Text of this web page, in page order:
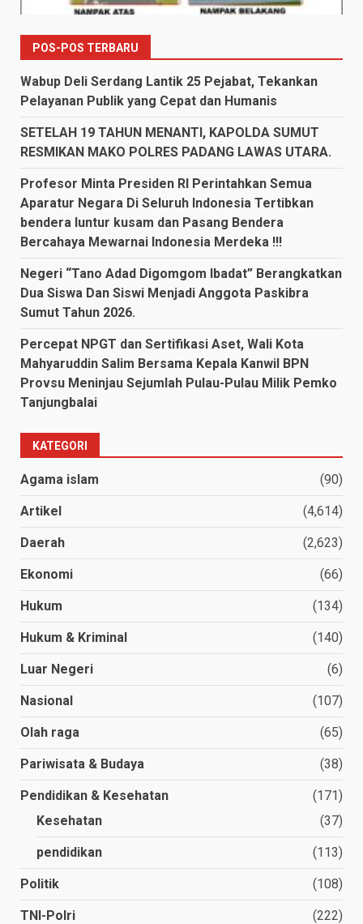
POS-POS TERBARU
Wabup Deli Serdang Lantik 25 Pejabat, Tekankan
Pelayanan Publik yang Cepat dan Humanis
SETELAH 19 TAHUN MENANTI, KAPOLDA SUMUT
RESMIKAN MAKO POLRES PADANG LAWAS UTARA.
Profesor Minta Presiden RI Perintahkan Semua
Aparatur Negara Di Seluruh Indonesia Tertibkan
bendera luntur kusam dan Pasang Bendera
Bercahaya Mewarnai Indonesia Merdeka !!!
Negeri “Tano Adad Digomgom Ibadat” Berangkatkan
Dua Siswa Dan Siswi Menjadi Anggota Paskibra
Sumut Tahun 2026.
Percepat NPGT dan Sertifikasi Aset, Wali Kota
Mahyaruddin Salim Bersama Kepala Kanwil BPN
Provsu Meninjau Sejumlah Pulau-Pulau Milik Pemko
Tanjungbalai
KATEGORI
Agama islam (90)
Artikel (4,614)
Daerah (2,623)
Ekonomi (66)
Hukum (134)
Hukum & Kriminal (140)
Luar Negeri (6)
Nasional (107)
Olah raga (65)
Pariwisata & Budaya (38)
Pendidikan & Kesehatan
(171)
Kesehatan
(37)
pendidikan (113)
Politik (108)
TNI-Polri (222)